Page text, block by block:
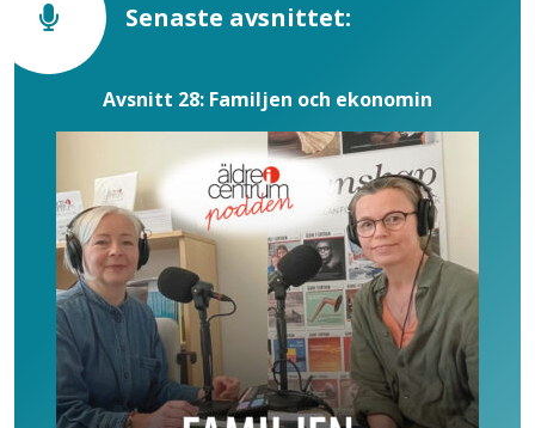
Senaste avsnittet:
Avsnitt 28: Familjen och ekonomin